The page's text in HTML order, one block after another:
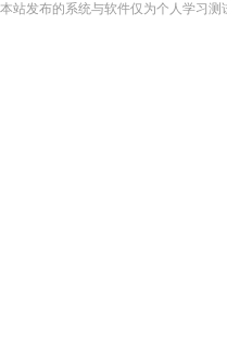
本站发布的系统与软件仅为个人学习